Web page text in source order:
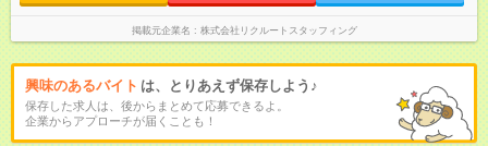
掲載元企業名 株式会社リクルートスタッフィング
興味のあるバイト は、とりあえず保存しよう♪
保存した求人は、後からまとめて応募できるよ。
企業からアプローチが届くことも！